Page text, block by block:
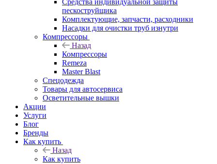
Средства индивидуальной защиты
пескоструйщика
Комплектующие, запчасти, расходники
Насадки для очистки труб изнутри
Компрессоры
Назад
Компрессоры
Remeza
Master Blast
Спецодежда
Товары для автосервиса
Осветительные вышки
Акции
Услуги
Блог
Бренды
Как купить
Назад
Как купить